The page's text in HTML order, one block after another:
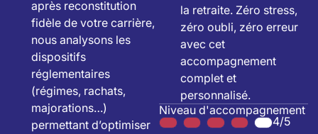
après reconstitution
fidèle de votre carrière,
nous analysons les
dispositifs
réglementaires
(régimes, rachats,
majorations…)
permettant d’optimiser
la retraite. Zéro stress,
zéro oubli, zéro erreur
avec cet
accompagnement
complet et
personnalisé.
Niveau d'accompagnement
4/5